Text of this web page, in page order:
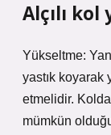
Alçılı
Yükseltme:
yastık koyarak
etmelidir.
mümkün